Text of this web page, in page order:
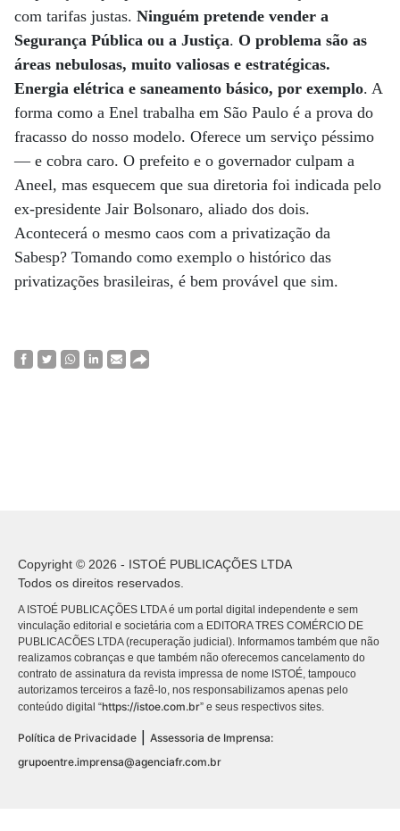
com tarifas justas. Ninguém pretende vender a
Segurança Pública ou a Justiça. O problema são as
áreas nebulosas, muito valiosas e estratégicas.
Energia elétrica e saneamento básico, por exemplo. A
forma como a Enel trabalha em São Paulo é a prova do
fracasso do nosso modelo. Oferece um serviço péssimo
— e cobra caro. O prefeito e o governador culpam a
Aneel, mas esquecem que sua diretoria foi indicada pelo
ex-presidente Jair Bolsonaro, aliado dos dois.
Acontecerá o mesmo caos com a privatização da
Sabesp? Tomando como exemplo o histórico das
privatizações brasileiras, é bem provável que sim.
Copyright © 2026 - ISTOÉ PUBLICAÇÕES LTDA
Todos os direitos reservados.
A ISTOÉ PUBLICAÇÕES LTDA é um portal digital independente e sem
vinculação editorial e societária com a EDITORA TRES COMÉRCIO DE
PUBLICACÕES LTDA (recuperação judicial). Informamos também que não
realizamos cobranças e que também não oferecemos cancelamento do
contrato de assinatura da revista impressa de nome ISTOÉ, tampouco
autorizamos terceiros a fazê-lo, nos responsabilizamos apenas pelo
conteúdo digital “https://istoe.com.br” e seus respectivos sites.
Política de Privacidade
Assessoria de Imprensa:
grupoentre.imprensa@agenciafr.com.br